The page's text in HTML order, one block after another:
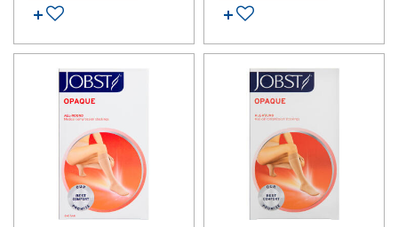
Tilføj til ønskeseddel
Tilføj til ønskeseddel